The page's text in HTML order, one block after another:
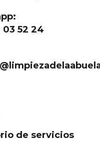
03 52 24
de servicios